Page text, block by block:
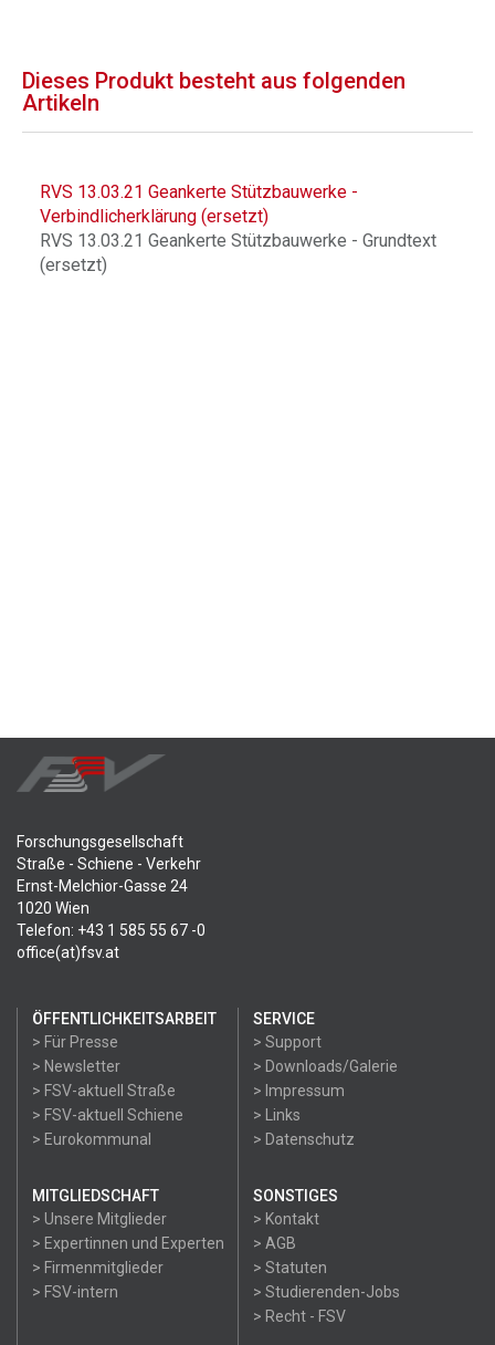
Dieses Produkt besteht aus folgenden
Artikeln
RVS 13.03.21 Geankerte Stützbauwerke -
Verbindlicherklärung (ersetzt)
RVS 13.03.21 Geankerte Stützbauwerke - Grundtext
(ersetzt)
Forschungsgesellschaft
Straße - Schiene - Verkehr
Ernst-Melchior-Gasse 24
1020 Wien
Telefon: +43 1 585 55 67 -0
office(at)fsv.at
ÖFFENTLICHKEITSARBEIT
> Für Presse
> Newsletter
> FSV-aktuell Straße
> FSV-aktuell Schiene
> Eurokommunal
SERVICE
> Support
> Downloads/Galerie
> Impressum
> Links
> Datenschutz
MITGLIEDSCHAFT
> Unsere Mitglieder
> Expertinnen und Experten
> Firmenmitglieder
> FSV-intern
SONSTIGES
> Kontakt
> AGB
> Statuten
> Studierenden-Jobs
> Recht - FSV